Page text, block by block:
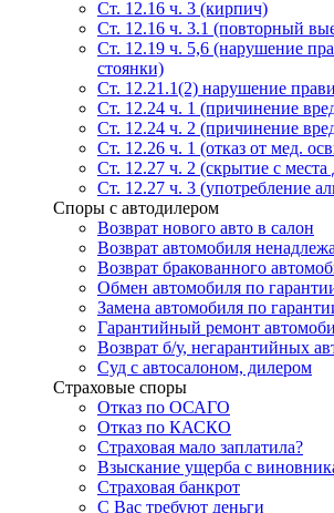
Ст. 12.16 ч. 3 (кирпич)
Ст. 12.16 ч. 3.1 (повторный
Ст. 12.19 ч. 5,6 (нарушение
стоянки)
Ст. 12.21.1(2) нарушение
Ст. 12.24 ч. 1 (причинение
Ст. 12.24 ч. 2 (причинение
Ст. 12.26 ч. 1 (отказ от мед.
Ст. 12.27 ч. 2 (скрытие с
Ст. 12.27 ч. 3 (употребление
Споры с автодилером
Возврат нового авто в салон
Возврат автомобиля
Возврат бракованного
Обмен автомобиля по
Замена автомобиля по
Гарантийный ремонт
Возврат б/у, негарантийных
Суд с автосалоном, дилером
Страховые споры
Отказ по ОСАГО
Отказ по КАСКО
Страховая мало заплатила?
Взыскание ущерба с
Страховая банкрот
С Вас требуют деньги